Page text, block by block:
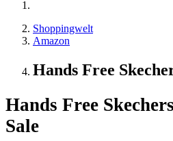
Shoppingwelt
Amazon
Hands Free
Hands Free
Sale